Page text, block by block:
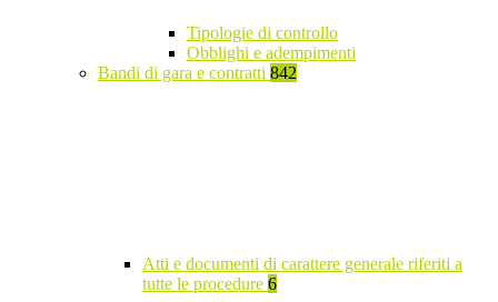
Tipologie di controllo
Obblighi e adempimenti
Bandi di gara e contratti 842
Atti e documenti di carattere generale riferiti a
tutte le procedure 6